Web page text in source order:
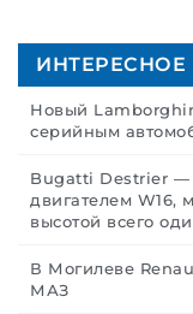
ИНТЕРЕСНОЕ
Новый
серийным
Bugatti Destrier —
двигателем W16,
высотой всего
В Могилеве
МАЗ